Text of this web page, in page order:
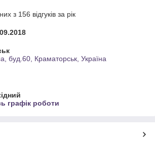
з 156 відгуків за рік
буд.60, Краматорськ, Україна
графік роботи